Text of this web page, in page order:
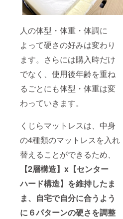
人の体型・体重・体調に
よって硬さの好みは変わり
ます。さらには購入時だけ
でなく、使用後年齢を重ね
るごとにも体型・体重は変
わっていきます。
くじらマットレスは、中身
の4種類のマットレスを入れ
替えることができるため、
【2層構造】x【センター
ハード構造】を維持したま
ま、自宅で自分に合うよう
に６パターンの硬さを調整